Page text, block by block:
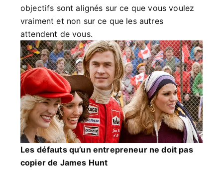
objectifs sont alignés sur ce que vous voulez
vraiment et non sur ce que les autres
attendent de vous.
Les défauts qu’un entrepreneur ne doit pas
copier de James Hunt